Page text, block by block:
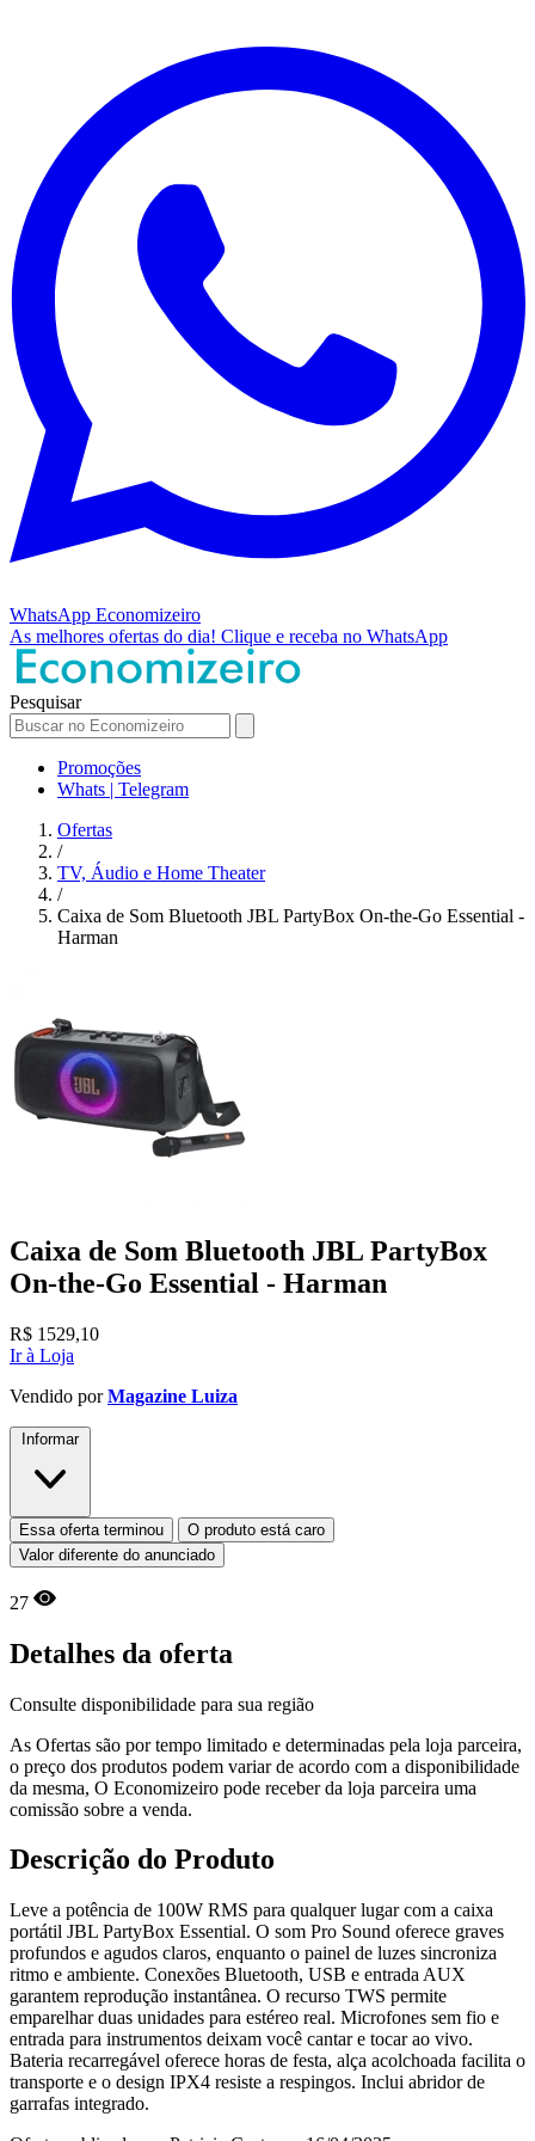
WhatsApp Economizeiro
As melhores ofertas do dia! Clique e receba no WhatsApp
Pesquisar
Promoções
Whats | Telegram
Ofertas
/
TV, Áudio e Home Theater
/
Caixa de Som Bluetooth JBL PartyBox On-the-Go Essential -
Harman
Caixa de Som Bluetooth JBL PartyBox
On-the-Go Essential - Harman
R$ 1529,10
Ir à Loja
Vendido porMagazine Luiza
Informar
Essa oferta terminou
O produto está caro
Valor diferente do anunciado
27
Detalhes da oferta
Consulte disponibilidade para sua região
As Ofertas são por tempo limitado e determinadas pela loja parceira,
o preço dos produtos podem variar de acordo com a disponibilidade
da mesma, O Economizeiro pode receber da loja parceira uma
comissão sobre a venda.
Descrição do Produto
Leve a potência de 100W RMS para qualquer lugar com a caixa
portátil JBL PartyBox Essential. O som Pro Sound oferece graves
profundos e agudos claros, enquanto o painel de luzes sincroniza
ritmo e ambiente. Conexões Bluetooth, USB e entrada AUX
garantem reprodução instantânea. O recurso TWS permite
emparelhar duas unidades para estéreo real. Microfones sem fio e
entrada para instrumentos deixam você cantar e tocar ao vivo.
Bateria recarregável oferece horas de festa, alça acolchoada facilita o
transporte e o design IPX4 resiste a respingos. Inclui abridor de
garrafas integrado.